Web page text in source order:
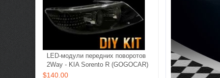
LED-модули передних поворотов
2Way - KIA Sorento R (GOGOCAR)
$140.00